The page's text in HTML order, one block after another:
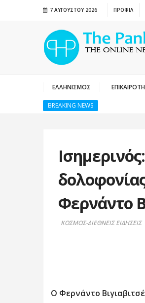
7 ΑΥΓΟΎΣΤΟΥ 2026 ΠΡΟΦΙΛ
ΕΛΛΗΝΙΣΜΟΣ
BREAKING NEWS
Φερνάντο
ΚΟΣΜΟΣ-ΔΙΕΘΝΕΙΣ ΕΙΔΗΣΕΙΣ
Ο Φερνάντο